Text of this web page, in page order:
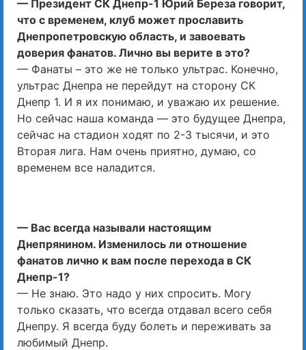
— Президент СК Днепр-1 Юрий Береза говорит,
что с временем, клуб может прославить
Днепропетровскую область, и завоевать
доверия фанатов. Лично вы верите в это?
— Фанаты – это же не только ультрас. Конечно,
ультрас Днепра не перейдут на сторону СК
Днепр 1. И я их понимаю, и уважаю их решение.
Но сейчас наша команда — это будущее Днепра,
сейчас на стадион ходят по 2-3 тысячи, и это
Вторая лига. Нам очень приятно, думаю, со
временем все наладится.
— Вас всегда называли настоящим
Днепрянином. Изменилось ли отношение
фанатов лично к вам после перехода в СК
Днепр-1?
— Не знаю. Это надо у них спросить. Могу
только сказать, что всегда отдавал всего себя
Днепру. Я всегда буду болеть и переживать за
любимый Днепр.